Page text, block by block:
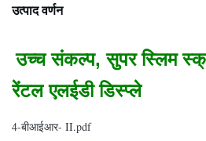
उत्पाद वर्णन
उच्च संकल्प, सुपर स्लिम
रेंटल एलईडी डिस्प्ले
4-बीआईआर- II.pdf